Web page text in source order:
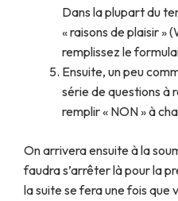
Dans la plupart du
« raisons de plaisir »
remplissez le
Ensuite, un peu
série de questions à
remplir « NON » à
On arrivera ensuite à la
faudra s’arrêter là pour la
la suite se fera une fois que